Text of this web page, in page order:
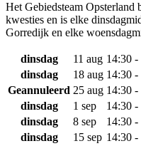
Het Gebiedsteam
kwesties en is elke
Gorredijk en elke
dinsdag 11 aug 14:30 -
dinsdag
18 aug 14:30 -
Geannuleerd 25 aug 14:30 -
dinsdag
1 sep 14:30 -
dinsdag
8 sep 14:30 -
dinsdag
15 sep 14:30 -